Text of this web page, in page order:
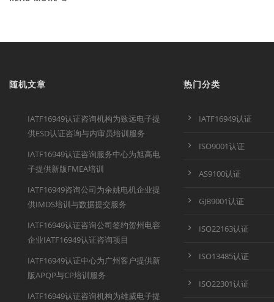
随机文章
IATF16949认证咨询机构为致远电子提
供ESD认证咨询与内审员培训服务
IATF16949认证咨询服务中心为旭高电
子提供新版FMEA培训
IATF16949咨询公司为余姚电机企业提
供IMDS培训与数据提交服务
IATF16949认证咨询公司签约贺州电容
企业IATF16949认证咨询项目
IATF16949认证中心为广州客户提供新
版APQP与CP培训服务
IATF16949认证咨询机构为雄威电子提
热门分类
IATF16949认证
ISO9001认证
AS9100认证
GJB9001认证
ISO22163认证
ISO13485认证
ISO22301认证